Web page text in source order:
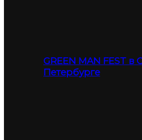
GREEN MAN FEST в
Петербурге